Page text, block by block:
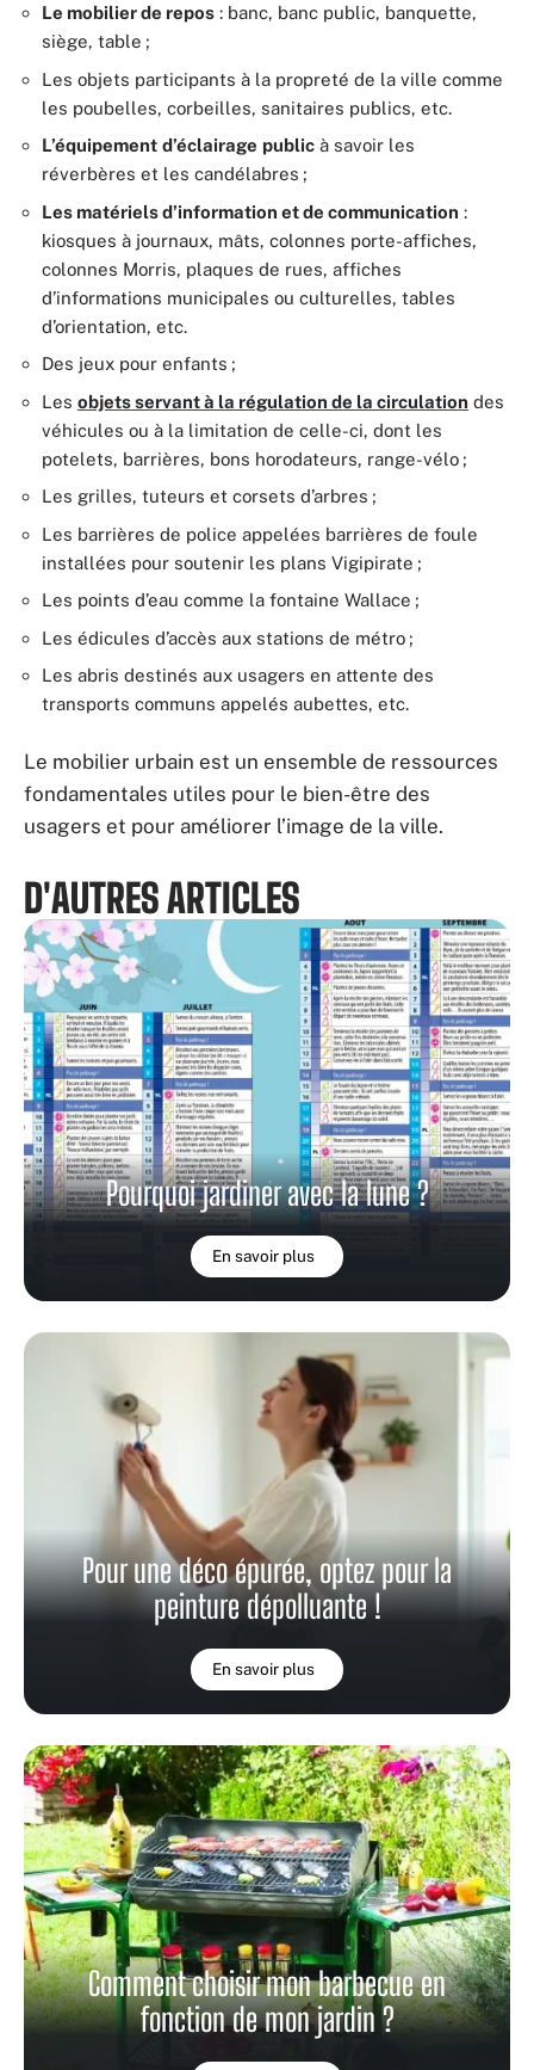
Le mobilier de repos : banc, banc public, banquette,
siège, table ;
Les objets participants à la propreté de la ville comme
les poubelles, corbeilles, sanitaires publics, etc.
L’équipement d’éclairage public à savoir les
réverbères et les candélabres ;
Les matériels d’information et de communication :
kiosques à journaux, mâts, colonnes porte-affiches,
colonnes Morris, plaques de rues, affiches
d’informations municipales ou culturelles, tables
d’orientation, etc.
Des jeux pour enfants ;
Les objets servant à la régulation de la circulation des
véhicules ou à la limitation de celle-ci, dont les
potelets, barrières, bons horodateurs, range-vélo ;
Les grilles, tuteurs et corsets d’arbres ;
Les barrières de police appelées barrières de foule
installées pour soutenir les plans Vigipirate ;
Les points d’eau comme la fontaine Wallace ;
Les édicules d’accès aux stations de métro ;
Les abris destinés aux usagers en attente des
transports communs appelés aubettes, etc.
Le mobilier urbain est un ensemble de ressources
fondamentales utiles pour le bien-être des
usagers et pour améliorer l’image de la ville.
D'AUTRES ARTICLES
Pourquoi jardiner avec la lune ?
En savoir plus
Pour une déco épurée, optez pour la
peinture dépolluante !
En savoir plus
Comment choisir mon barbecue en
fonction de mon jardin ?